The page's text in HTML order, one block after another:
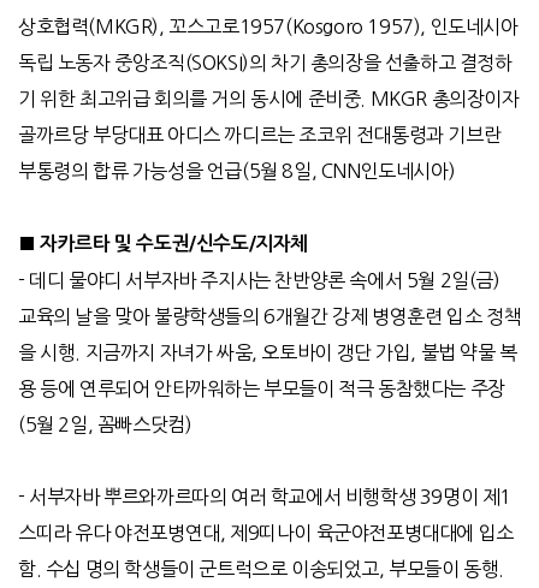
상호협력(MKGR), 꼬스고로 1957(Kosgoro 1957), 인도네시아
독립 노동자 중앙조직(SOKSI)의 차기 총의장을 선출하고 결정하
기 위한 최고위급 회의를 거의 동시에 준비중. MKGR 총의장이자
골까르당 부당대표 아디스 까디르는 조코위 전대통령과 기브란
부통령의 합류 가능성을 언급(5월 8일 , CNN인도네시아)
자카르타 및 수도권 /신수도/지자체
- 데디 물야디 서부자바 주지사는 찬반양론 속에서 5월 2일(금)
교육의 날을 맞아 불량학생들의 6개월간 강제 병영훈련 입소 정책
을 시행
지금까지 자녀가 싸움, 오토바이 갱단 가입
불법 약물 복
용 등에 연루되어 안타까워하는 부모들이 적극 동참했다는 주장
(5월 2일 꼼빠스닷컴)
- 서부자바 뿌르와까르따의 여러 학교에서 비행학생 39명이 제 1
스띠라 유다 야전포병연대
제 9띠나이 육군야전포병대대에 입소
함. 수십 명의 학생들이 군트럭으로 이송되었고 부모들이 동행